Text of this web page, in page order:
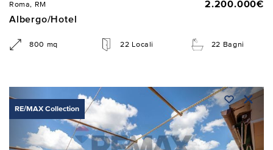
Roma, RM
2.200.000€
Albergo/Hotel
800 mq 22 Locali 22 Bagni
RE/MAX Collection